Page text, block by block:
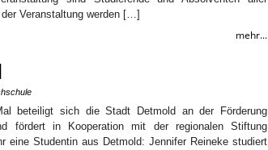
Veranstaltung werden […]
mehr...
beteiligt sich die Stadt Detmold an der Förderung
fördert in Kooperation mit der regionalen Stiftung
eine Studentin aus Detmold: Jennifer Reineke studiert